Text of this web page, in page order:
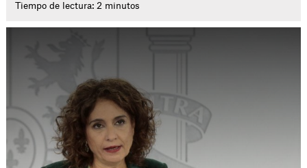
Tiempo de lectura: 2 minutos